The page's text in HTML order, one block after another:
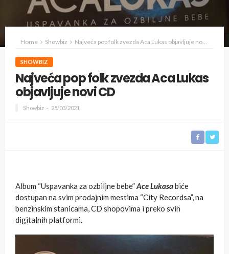
Home Showbiz Najveća pop folk zvezda Aca Lukas objavljuje novi CD
SHOWBIZ
Najveća pop folk zvezda Aca Lukas
objavljuje novi CD
Showbiz 25/03/2021
Album “Uspavanka za ozbiljne bebe”Ace Lukasabiće
dostupan na svim prodajnim mestima “City Recordsa”, na
benzinskim stanicama, CD shopovima i preko svih
digitalnih platformi.